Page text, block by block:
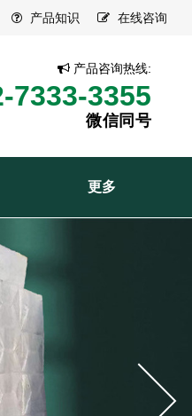
产品知识 在线咨询
产品咨询热线:
7333-3355
微信同号
更多